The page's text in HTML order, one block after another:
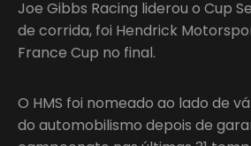
Joe Gibbs Racing liderou o Cup
de corrida, foi Hendrick
France Cup no final.
O HMS foi nomeado ao lado de
do automobilismo depois de